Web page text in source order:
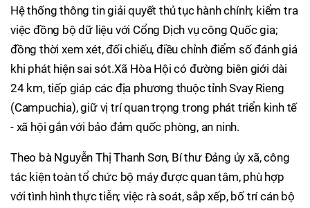
Hệ thống thông tin giải quyết thủ tục hành chính; kiểm tra
việc đồng bộ dữ liệu với Cổng Dịch vụ công Quốc gia;
đồng thời xem xét, đối chiếu, điều chỉnh điểm số đánh giá
khi phát hiện sai sót.Xã Hòa Hội có đường biên giới dài
24 km, tiếp giáp các địa phương thuộc tỉnh Svay Rieng
(Campuchia), giữ vị trí quan trọng trong phát triển kinh tế
- xã hội gắn với bảo đảm quốc phòng, an ninh.
Theo bà Nguyễn Thị Thanh Sơn, Bí thư Đảng ủy xã, công
tác kiện toàn tổ chức bộ máy được quan tâm, phù hợp
với tình hình thực tiễn; việc rà soát, sắp xếp, bố trí cán bộ